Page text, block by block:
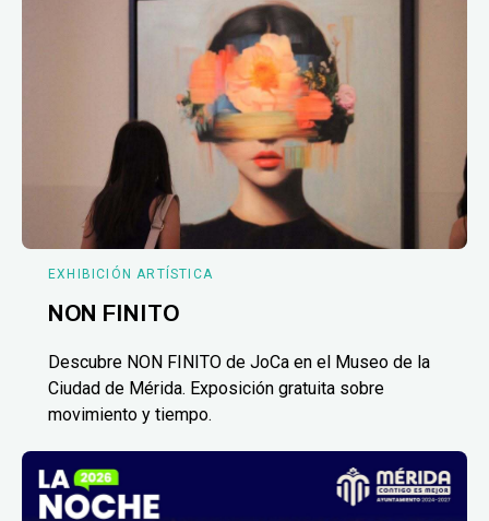
EXHIBICIÓN ARTÍSTICA
NON FINITO
Descubre NON FINITO de JoCa en el Museo de la
Ciudad de Mérida. Exposición gratuita sobre
movimiento y tiempo.